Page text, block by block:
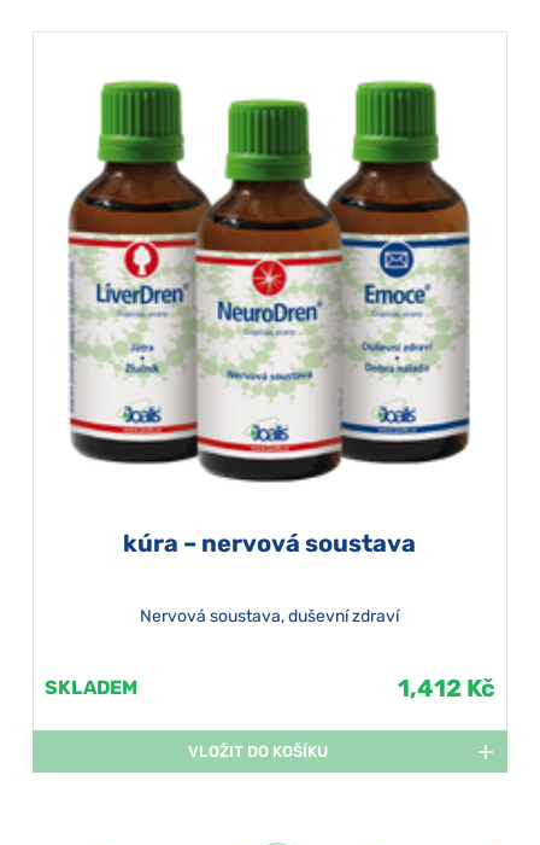
kúra – nervová soustava
Nervová soustava, duševní zdraví
SKLADEM 1,412 Kč
VLOŽIT DO KOŠÍKU